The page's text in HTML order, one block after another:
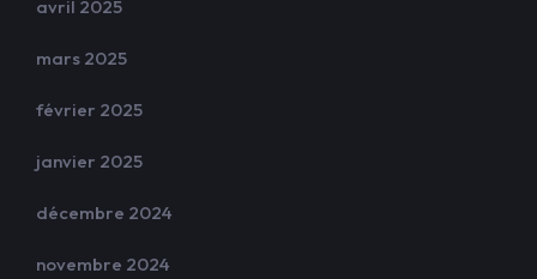
avril 2025
mars 2025
février 2025
janvier 2025
décembre 2024
novembre 2024